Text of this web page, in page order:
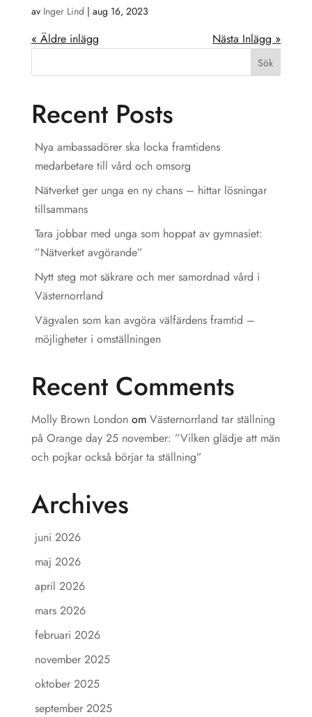
av Inger Lind | aug 16, 2023
« Äldre inlägg Nästa Inlägg »
Sök
Recent Posts
Nya ambassadörer ska locka framtidens
medarbetare till vård och omsorg
Nätverket ger unga en ny chans – hittar lösningar
tillsammans
Tara jobbar med unga som hoppat av gymnasiet:
”Nätverket avgörande”
Nytt steg mot säkrare och mer samordnad vård i
Västernorrland
Vägvalen som kan avgöra välfärdens framtid –
möjligheter i omställningen
Recent Comments
Molly Brown Londonom Västernorrland tar ställning
på Orange day 25 november: ”Vilken glädje att män
och pojkar också börjar ta ställning”
Archives
juni 2026
maj 2026
april 2026
mars 2026
februari 2026
november 2025
oktober 2025
september 2025